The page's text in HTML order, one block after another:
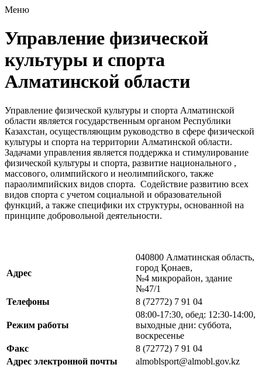
Меню
Управление физической
культуры и спорта
Алматинской области
Управление физической культуры и спорта Алматинской
области является государственным органом Республики
Казахстан, осуществляющим руководство в сфере физической
культуры и спорта на территории Алматинской области.
Задачами управления является поддержка и стимулирование
физической культуры и спорта, развитие национального ,
массового, олимпийского и неолимпийского, также
параолимпийских видов спорта. Содействие развитию всех
видов спорта с учетом социальной и образовательной
функций, а также специфики их структуры, основанной на
принципе добровольной деятельности.
Адрес
040800 Алматинская область,
город Қонаев,
№4 микрорайон, здание
№47/1
Телефоны
8 (72772) 7 91 04
Режим работы
08:00-17:30, обед: 12:30-14:00,
выходные дни: суббота,
воскресенье
Факс
8 (72772) 7 91 04
Адрес электронной почты
almoblsport@almobl.gov.kz